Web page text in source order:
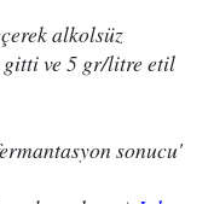
alkolsüz
ve 5 gr/litre etil
sonucu'